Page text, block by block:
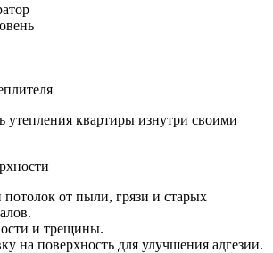
утепления квартиры изнутри своими
от пыли, грязи и старых
и трещины.
на поверхность для улучшения адгезии.